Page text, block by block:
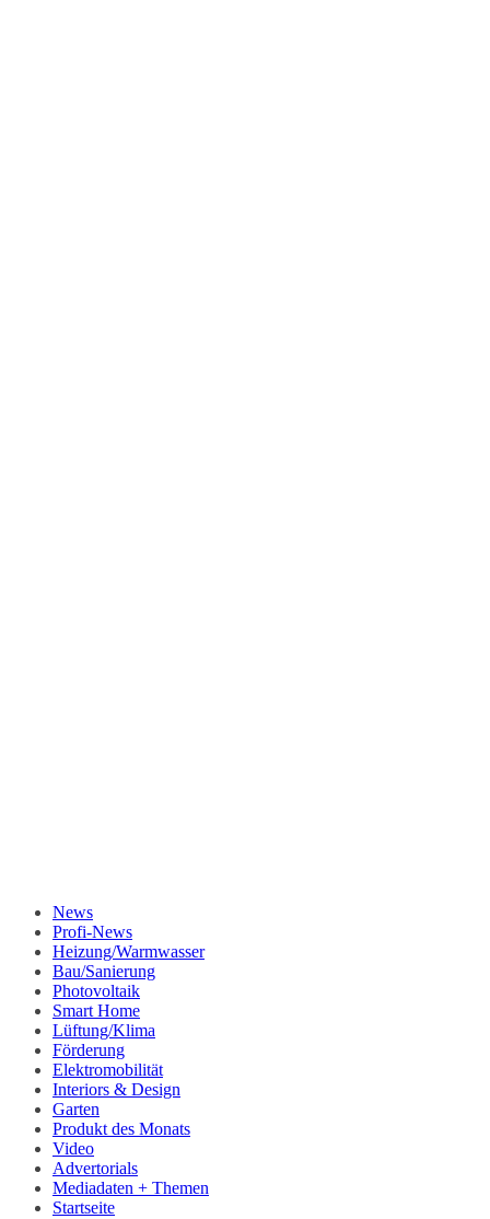
News
Profi-News
Heizung/Warmwasser
Bau/Sanierung
Photovoltaik
Smart Home
Lüftung/Klima
Förderung
Elektromobilität
Interiors & Design
Garten
Produkt des Monats
Video
Advertorials
Mediadaten + Themen
Startseite